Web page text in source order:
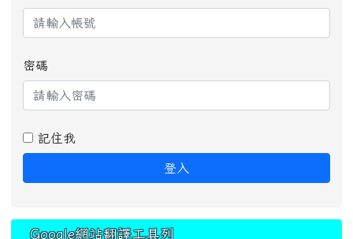
密碼
記住我
登入
Google網站翻譯工具列